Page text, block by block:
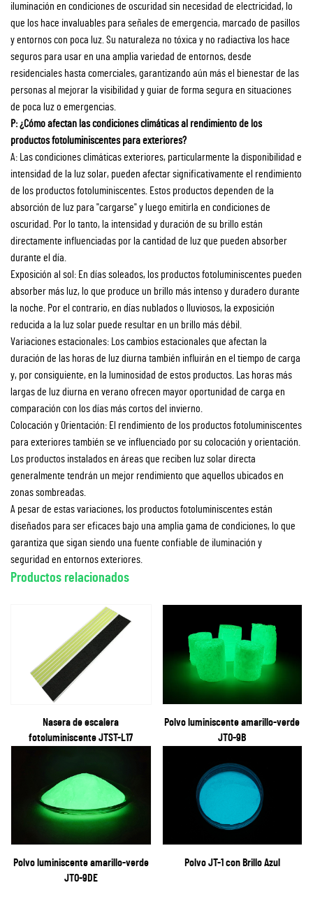
iluminación en condiciones de oscuridad sin necesidad de electricidad, lo
que los hace invaluables para señales de emergencia, marcado de pasillos
y entornos con poca luz. Su naturaleza no tóxica y no radiactiva los hace
seguros para usar en una amplia variedad de entornos, desde
residenciales hasta comerciales, garantizando aún más el bienestar de las
personas al mejorar la visibilidad y guiar de forma segura en situaciones
de poca luz o emergencias.
P: ¿Cómo afectan las condiciones climáticas al rendimiento de los
productos fotoluminiscentes para exteriores?
A: Las condiciones climáticas exteriores, particularmente la disponibilidad e
intensidad de la luz solar, pueden afectar significativamente el rendimiento
de los productos fotoluminiscentes. Estos productos dependen de la
absorción de luz para "cargarse" y luego emitirla en condiciones de
oscuridad. Por lo tanto, la intensidad y duración de su brillo están
directamente influenciadas por la cantidad de luz que pueden absorber
durante el día.
Exposición al sol: En días soleados, los productos fotoluminiscentes pueden
absorber más luz, lo que produce un brillo más intenso y duradero durante
la noche. Por el contrario, en días nublados o lluviosos, la exposición
reducida a la luz solar puede resultar en un brillo más débil.
Variaciones estacionales: Los cambios estacionales que afectan la
duración de las horas de luz diurna también influirán en el tiempo de carga
y, por consiguiente, en la luminosidad de estos productos. Las horas más
largas de luz diurna en verano ofrecen mayor oportunidad de carga en
comparación con los días más cortos del invierno.
Colocación y Orientación: El rendimiento de los productos fotoluminiscentes
para exteriores también se ve influenciado por su colocación y orientación.
Los productos instalados en áreas que reciben luz solar directa
generalmente tendrán un mejor rendimiento que aquellos ubicados en
zonas sombreadas.
A pesar de estas variaciones, los productos fotoluminiscentes están
diseñados para ser eficaces bajo una amplia gama de condiciones, lo que
garantiza que sigan siendo una fuente confiable de iluminación y
seguridad en entornos exteriores.
Productos relacionados
Nasera de escalera
fotoluminiscente JTST-L17
Polvo luminiscente amarillo-verde
JTO-9B
Polvo luminiscente amarillo-verde
JTO-9DE
Polvo JT-1 con Brillo Azul